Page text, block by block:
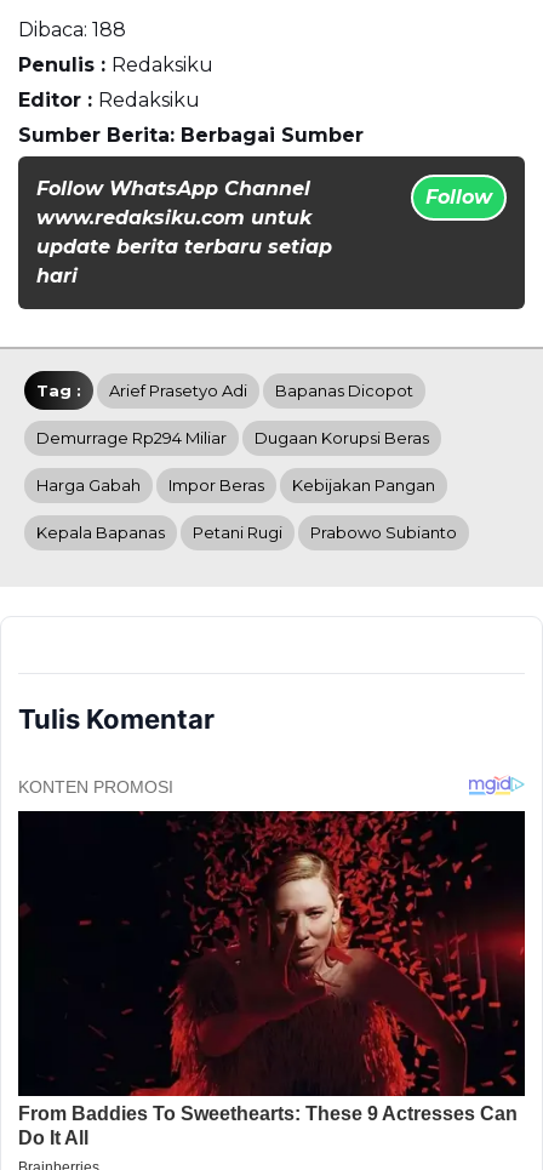
Dibaca: 188
Penulis : Redaksiku
Editor : Redaksiku
Sumber Berita: Berbagai Sumber
Follow WhatsApp Channel
www.redaksiku.com untuk
update berita terbaru setiap
hari
Follow
Tag : Arief Prasetyo Adi Bapanas Dicopot
Demurrage Rp294 Miliar Dugaan Korupsi Beras
Harga Gabah Impor Beras Kebijakan Pangan
Kepala Bapanas Petani Rugi Prabowo Subianto
Tulis Komentar